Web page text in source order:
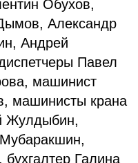
Обухов,
Александр
Андрей
Павел
машинист
машинисты крана
Жулдыбин,
Галина